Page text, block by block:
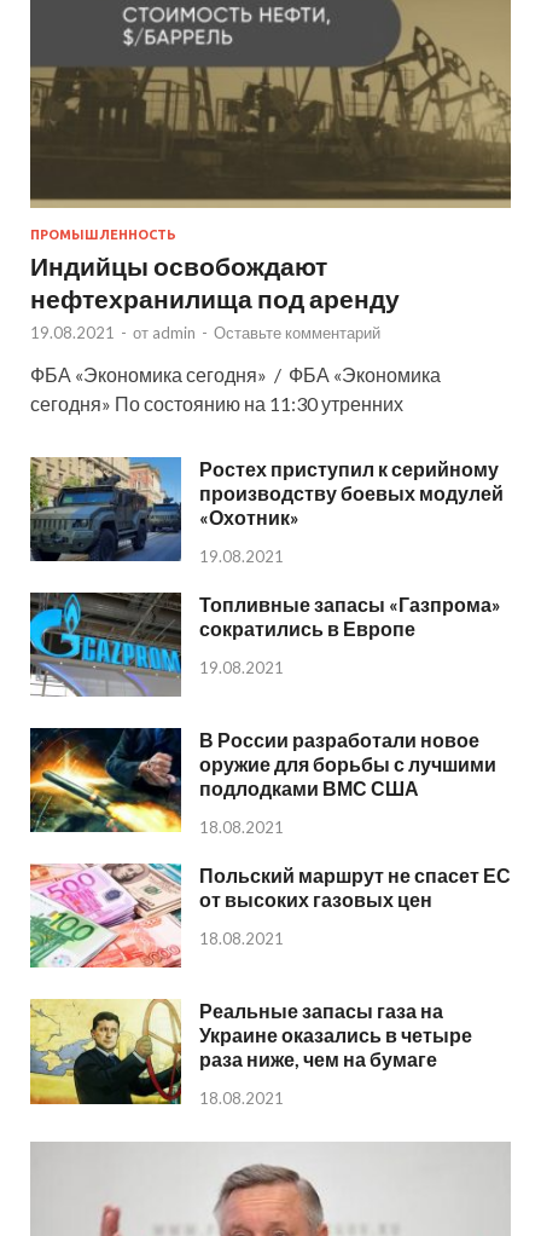
ПРОМЫШЛЕННОСТЬ
Индийцы освобождают
нефтехранилища под аренду
19.08.2021 - от admin - Оставьте комментарий
ФБА «Экономика сегодня» / ФБА «Экономика
сегодня» По состоянию на 11:30 утренних
Ростех приступил к серийному
производству боевых модулей
«Охотник»
19.08.2021
Топливные запасы «Газпрома»
сократились в Европе
19.08.2021
В России разработали новое
оружие для борьбы с лучшими
подлодками ВМС США
18.08.2021
Польский маршрут не спасет ЕС
от высоких газовых цен
18.08.2021
Реальные запасы газа на
Украине оказались в четыре
раза ниже, чем на бумаге
18.08.2021